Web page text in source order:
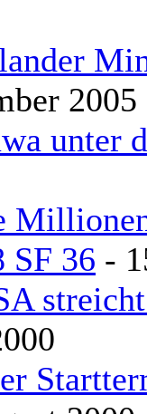
2005
unter
SF 36 -